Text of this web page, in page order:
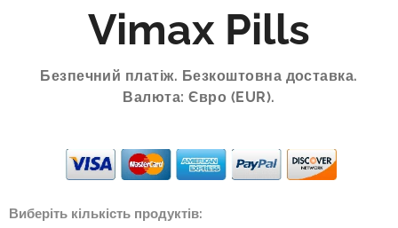
Vimax Pills
Безпечний платіж. Безкоштовна доставка.
Валюта: Євро (EUR).
Виберіть кількість продуктів: